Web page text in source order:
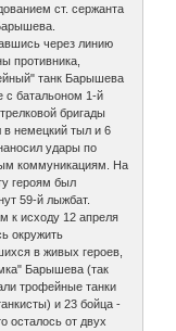
ст. сержанта
через линию
противника,
танк Барышева
с батальоном 1-й
бригады
немецкий тыл и 6
удары по
коммуникациям. На
героям был
59-й лыжбат.
к исходу 12 апреля
окружить
в живых героев,
Барышева (так
трофейные танки
и 23 бойца -
осталось от двух